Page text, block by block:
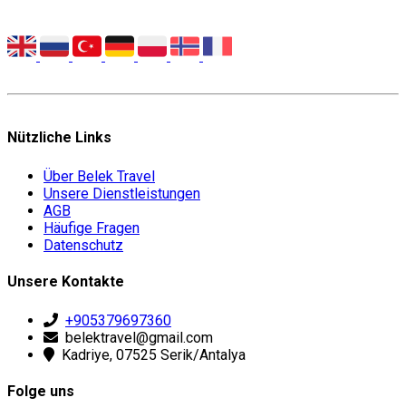
Nützliche Links
Über Belek Travel
Unsere Dienstleistungen
AGB
Häufige Fragen
Datenschutz
Unsere Kontakte
+905379697360
belektravel@gmail.com
Kadriye, 07525 Serik/Antalya
Folge uns